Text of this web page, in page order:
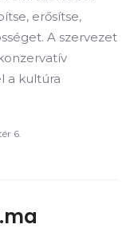
erősítse,
A szervezet
a kultúra
6.